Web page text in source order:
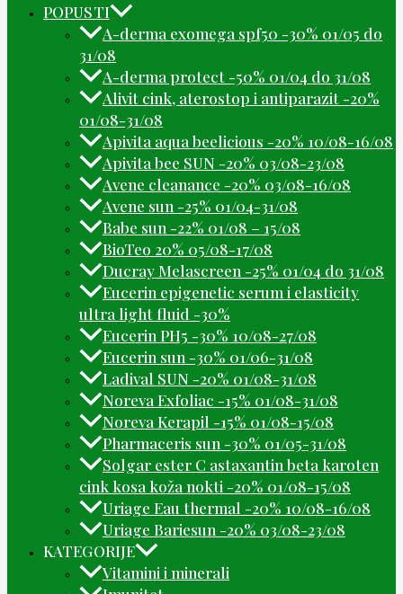
POPUSTI
A-derma exomega spf50 -30% 01/05 do
31/08
A-derma protect -50% 01/04 do 31/08
Alivit cink, aterostop i antiparazit -20%
01/08-31/08
Apivita aqua beelicious -20% 10/08-16/08
Apivita bee SUN -20% 03/08-23/08
Avene cleanance -20% 03/08-16/08
Avene sun -25% 01/04-31/08
Babe sun -22% 01/08 – 15/08
BioTeo 20% 05/08-17/08
Ducray Melascreen -25% 01/04 do 31/08
Eucerin epigenetic serum i elasticity
ultra light fluid -30%
Eucerin PH5 -30% 10/08-27/08
Eucerin sun -30% 01/06-31/08
Ladival SUN -20% 01/08-31/08
Noreva Exfoliac -15% 01/08-31/08
Noreva Kerapil -15% 01/08-15/08
Pharmaceris sun -30% 01/05-31/08
Solgar ester C astaxantin beta karoten
cink kosa koža nokti -20% 01/08-15/08
Uriage Eau thermal -20% 10/08-16/08
Uriage Bariesun -20% 03/08-23/08
KATEGORIJE
Vitamini i minerali